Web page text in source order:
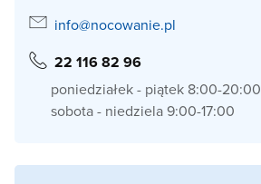
info@nocowanie.pl
22 116 82 96
poniedziałek - piątek 8:00-20:00
sobota - niedziela 9:00-17:00